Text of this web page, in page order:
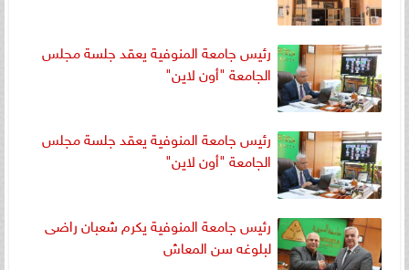
رئيس جامعة المنوفية يعقد جلسة مجلس
الجامعة "أون لاين"
رئيس جامعة المنوفية يعقد جلسة مجلس
الجامعة "أون لاين"
رئيس جامعة المنوفية يكرم شعبان راضى
لبلوغه سن المعاش